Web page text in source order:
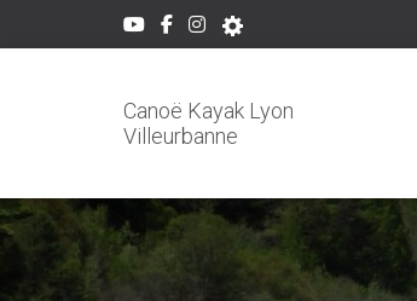
Canoë Kayak Lyon
Villeurbanne